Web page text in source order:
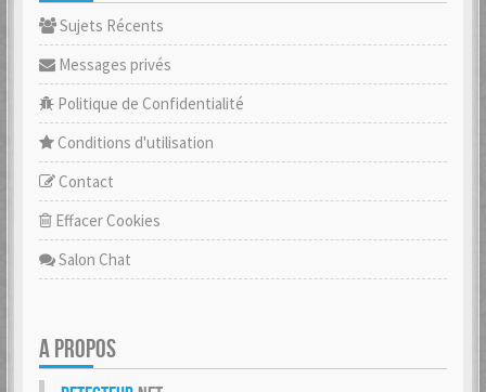
Sujets Récents
Messages privés
Politique de Confidentialité
Conditions d'utilisation
Contact
Effacer Cookies
Salon Chat
A PROPOS